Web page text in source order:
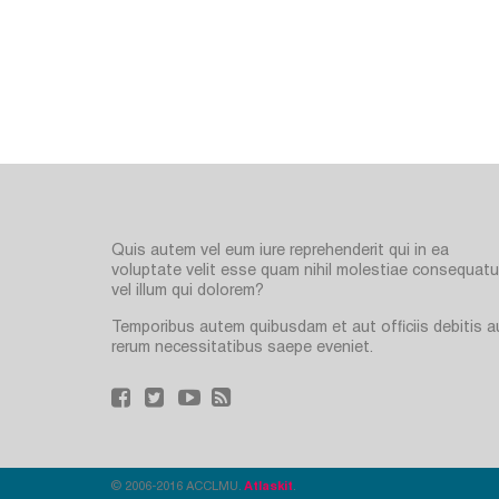
Quis autem vel eum iure reprehenderit qui in ea
voluptate velit esse quam nihil molestiae
vel illum qui dolorem?
Temporibus autem quibusdam et aut officiis debitis
rerum necessitatibus saepe eveniet.
© 2006-2016 ACCLMU. Atlaskit .